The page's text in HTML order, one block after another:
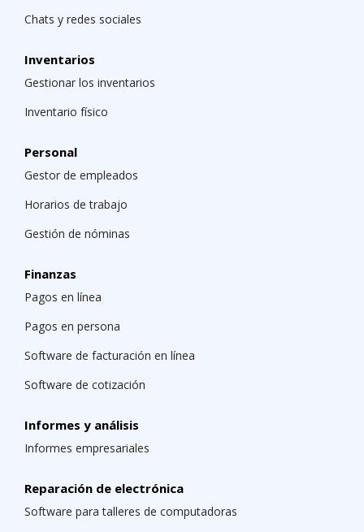
Chats y redes sociales
Inventarios
Gestionar los inventarios
Inventario físico
Personal
Gestor de empleados
Horarios de trabajo
Gestión de nóminas
Finanzas
Pagos en línea
Pagos en persona
Software de facturación en línea
Software de cotización
Informes y análisis
Informes empresariales
Reparación de electrónica
Software para talleres de computadoras